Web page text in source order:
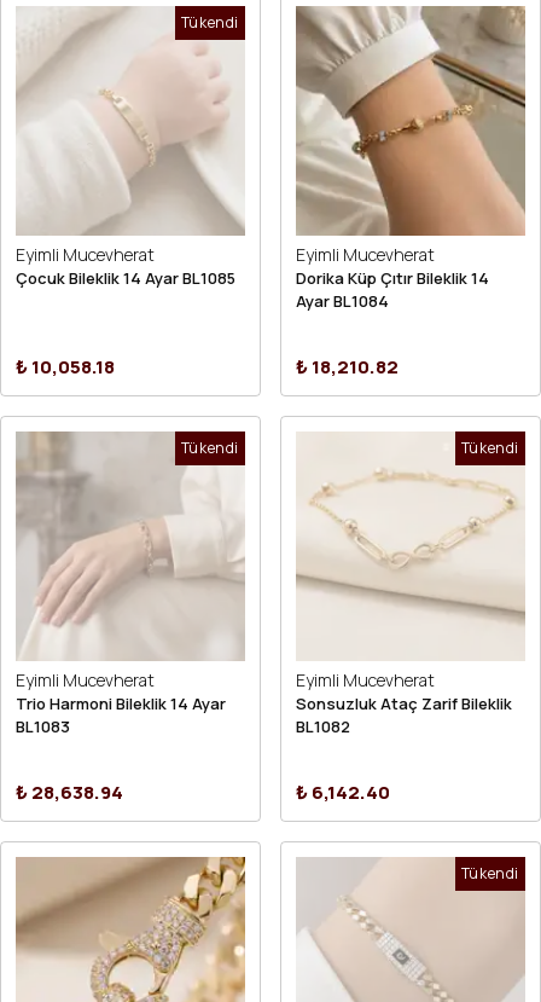
Tükendi
Eyimli Mucevherat
Çocuk Bileklik 14 Ayar BL1085
₺ 10,058.18
Eyimli Mucevherat
Dorika Küp Çıtır Bileklik 14
Ayar BL1084
₺ 18,210.82
Tükendi
Eyimli Mucevherat
Trio Harmoni Bileklik 14 Ayar
BL1083
₺ 28,638.94
Tükendi
Eyimli Mucevherat
Sonsuzluk Ataç Zarif Bileklik
BL1082
₺ 6,142.40
Tükendi